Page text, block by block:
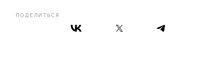
ПОДЕЛИТЬСЯ